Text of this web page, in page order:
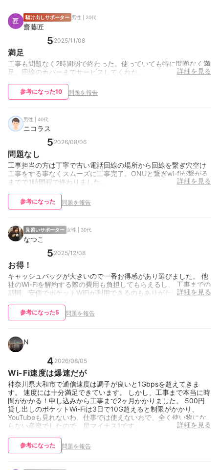
駆け出しサポーター 男性 | 20代
齋藤匠
5 2025/11/08
満足
工事も問題なく2時間弱で終わった。使っていても特に問題なく満
足。回線のカバーまでサービスしてくれた。
詳細を見る
参考になった10 問題を報告
男性 | 40代
ニコラス
5 2026/08/06
問題なし
工事担当の方は丁寧で古い電話回線の場所から回線を繋ぎ穴空け
工事をする事なくスムーズに工事完了。ONUと繋ぎwi-fiが繋がる
までで1時間程で終わりました。
詳細を見る
参考になった 問題を報告
見習いサポーター 女性 | 30代
なつこ
5 2025/12/08
お得！
キャッシュバックが大きいので一番お得感があり選びました。 他
社のWi-Fiを解約する際の費用も負担してもらえるし、 工事までの
期間、安価でポケットWiFiが利用できるのもありがたいです。
詳細を見る
参考になった5 問題を報告
N
4 2026/08/05
Wi-Fi速度は爆速だが
神奈川県大和市で通信速度は調子が良いと1Gbpsを超えてきま
す。 速度には十分満足できています。 しかし、工事まで本当に時
間がかかる！申し込みから工事まで2ヶ月かかりました。 500円
貸し出しのポケットWi-Fiは3日で10G超えると制限がかかり、
YouTubeも見れないわ、仕事では使えないわで、全く使い物にな
らない産廃でしたので、星マイナス1です。
詳細を見る
参考になった 問題を報告